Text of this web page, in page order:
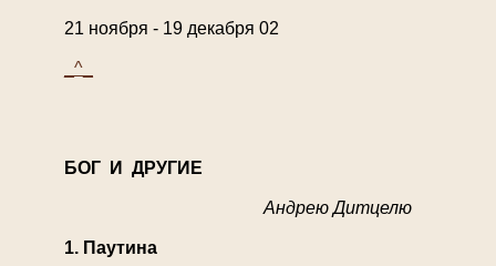
21 ноября - 19 декабря 02
_^_
БОГ И ДРУГИЕ
Андрею Дитцелю
1. Паутина